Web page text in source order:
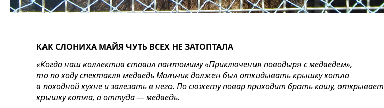
КАК СЛОНИХА МАЙЯ ЧУТЬ ВСЕХ НЕ ЗАТОПТАЛА
«Когда наш коллектив ставил пантомиму «Приключения поводыря с медведем»,
то по ходу спектакля медведь Мальчик должен был откидывать крышку котла
в походной кухне и залезать в него. По сюжету повар приходит брать кашу, открывает
крышку котла, а оттуда — медведь.